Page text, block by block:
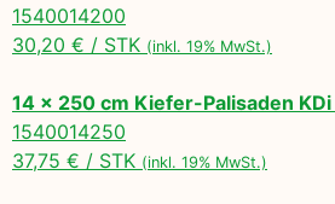
1540014200
30,20 € / STK (inkl. 19% MwSt.)
14 x 250 cm Kiefer-Palisaden KDi
1540014250
37,75 € / STK (inkl. 19% MwSt.)